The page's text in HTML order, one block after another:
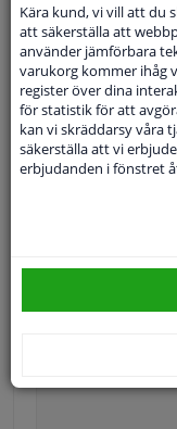
Fyll i ditt
Kära kund, vi vill att du
att säkerställa att
använder jämförbara
varukorg kommer ihåg
register över dina
för statistik för att
kan vi skräddarsy våra
säkerställa att vi
erbjudanden i fönstret